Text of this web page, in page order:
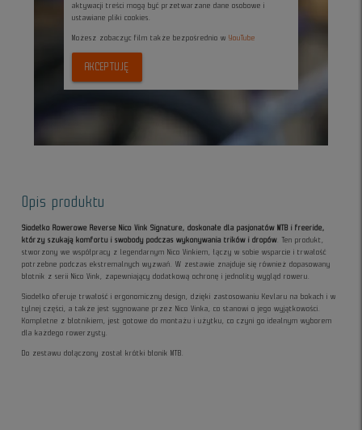
aktywacji treści mogą być przetwarzane dane osobowe i
ustawiane pliki cookies.
Możesz zobaczyc film także bezpośrednio w YouTube
AKCEPTUJĘ
Opis produktu
Siodełko Rowerowe Reverse Nico Vink Signature, doskonałe dla pasjonatów MTB i freeride,
którzy szukają komfortu i swobody podczas wykonywania trików i dropów. Ten produkt,
stworzony we współpracy z legendarnym Nico Vinkiem, łączy w sobie wsparcie i trwałość
potrzebne podczas ekstremalnych wyzwań. W zestawie znajduje się również dopasowany
błotnik z serii Nico Vink, zapewniający dodatkową ochronę i jednolity wygląd roweru.
Siodełko oferuje trwałość i ergonomiczny design, dzięki zastosowaniu Kevlaru na bokach i w
tylnej części, a także jest sygnowane przez Nico Vinka, co stanowi o jego wyjątkowości.
Kompletne z błotnikiem, jest gotowe do montażu i użytku, co czyni go idealnym wyborem
dla każdego rowerzysty.
Do zestawu dołączony został krótki błonik MTB.